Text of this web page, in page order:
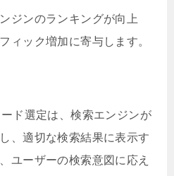
ジンのランキングが向上
ィック増加に寄与します。
ド選定は、検索エンジンが
、適切な検索結果に表示す
ユーザーの検索意図に応え